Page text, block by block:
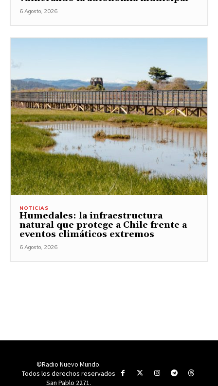
6 Agosto, 2026
NOTICIAS
Humedales: la infraestructura
natural que protege a Chile frente a
eventos climáticos extremos
6 Agosto, 2026
©Radio Nuevo Mundo.
Todos los derechos reservados
San Pablo 2271.